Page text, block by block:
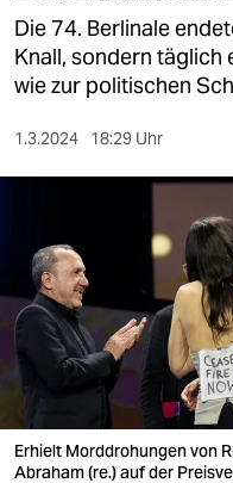
öko
gesellschaft
berlin
nord
wahrheit
verlag
verlag
Die 74. Berlinale
Knall, sondern täglich
wie zur politischen
1.3.2024 18:29 Uhr
Erhielt Morddrohungen von
Abraham (re.) auf der